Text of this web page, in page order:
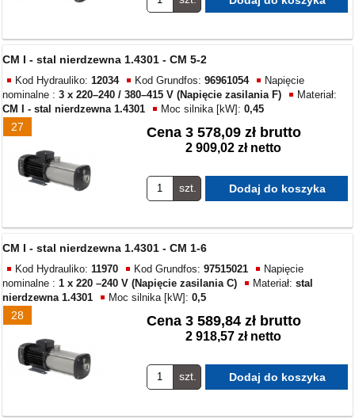
27
CM I - stal nierdzewna 1.4301 - CM 5-2
Kod Hydrauliko:12034 Kod Grundfos:96961054
Napięcie
nominalne :3 x 220–240 / 380–415 V (Napięcie zasilania F)
Materiał:
CM I - stal nierdzewna 1.4301
Moc silnika [kW]:0,45
Cena 3 578,09 zł brutto
2 909,02 zł netto
szt.
28
CM I - stal nierdzewna 1.4301 - CM 1-6
Kod Hydrauliko:11970 Kod Grundfos:97515021
Napięcie
nominalne :1 x 220 –240 V (Napięcie zasilania C) Materiał:stal
nierdzewna 1.4301
Moc silnika [kW]:0,5
Cena 3 589,84 zł brutto
2 918,57 zł netto
szt.